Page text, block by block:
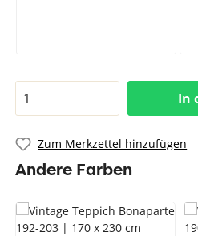
In
Zum Merkzettel hinzufügen
Andere Farben